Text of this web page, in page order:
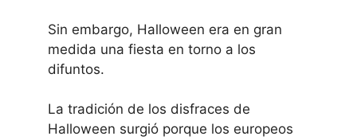
Sin embargo, Halloween era en gran
medida una fiesta en torno a los
difuntos.
La tradición de los disfraces de
Halloween surgió porque los europeos